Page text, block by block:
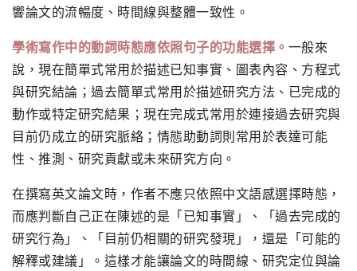
響論文的流暢度、時間線與整體一致性。
學術寫作中的動詞時態應依照句子的功能選擇。 一般來
說，現在簡單式常用於描述已知事實、圖表內容、方程式
與研究結論；過去簡單式常用於描述研究方法、已完成的
動作或特定研究結果；現在完成式常用於連接過去研究與
目前仍成立的研究脈絡；情態助動詞則常用於表達可能
性、推測、研究貢獻或未來研究方向。
在撰寫英文論文時，作者不應只依照中文語感選擇時態，
而應判斷自己正在陳述的是「已知事實」、「過去完成的
研究行為」、「目前仍相關的研究發現」，還是「可能的
解釋或建議」。這樣才能讓論文的時間線、研究定位與論